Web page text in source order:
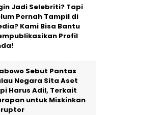
Jadi Selebriti? Tapi
Pernah Tampil di
Kami Bisa Bantu
Profil
Sebut Pantas
Negara Sita Aset
Harus Adil, Terkait
untuk Miskinkan